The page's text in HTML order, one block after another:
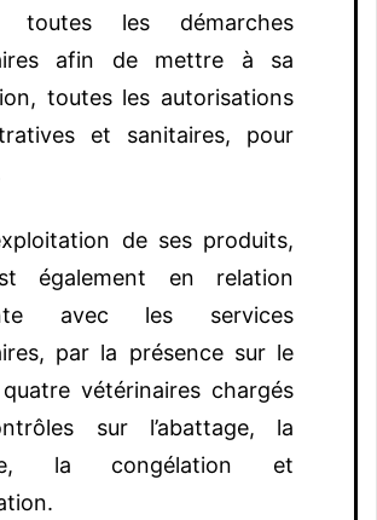
toutes les démarches
afin de mettre à sa
toutes les autorisations
et sanitaires, pour
de ses produits,
également en relation
avec les services
par la présence sur le
vétérinaires chargés
sur l’abattage, la
la congélation et